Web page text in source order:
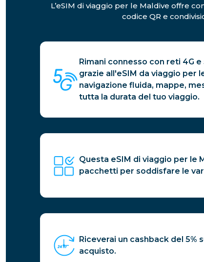
L’eSIM di viaggio per le Maldive offre
codice QR e
Rimani connesso con reti 4G
grazie all'eSIM da viaggio per
navigazione fluida, mappe,
tutta la durata del tuo viaggio.
Questa eSIM di viaggio per le
pacchetti per soddisfare le
Riceverai un cashback del 5%
acquisto.